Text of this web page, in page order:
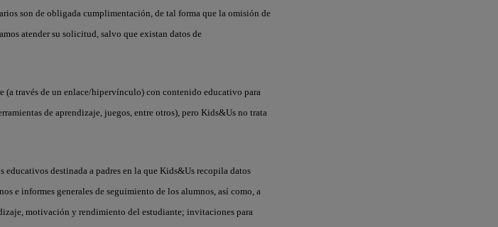
son de obligada cumplimentación, de tal forma que la omisión de
atender su solicitud, salvo que existan datos de
(a través de un enlace/hipervínculo) con contenido educativo para
de aprendizaje, juegos, entre otros), pero Kids&Us no trata
destinada a padres en la que Kids&Us recopila datos
e informes generales de seguimiento de los alumnos, así como, a
motivación y rendimiento del estudiante; invitaciones para